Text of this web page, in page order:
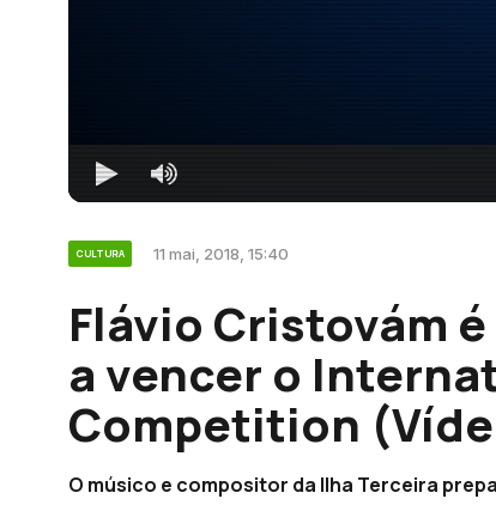
CULTURA 11 mai, 2018, 15:40
Flávio Cristovám
a vencer o
Competition
O músico e compositor da Ilha Terceira